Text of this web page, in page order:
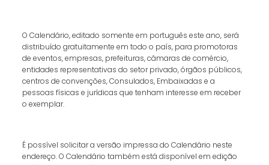
O Calendário, editado somente em português este ano, será
distribuído gratuitamente em todo o país, para promotoras
de eventos, empresas, prefeituras, câmaras de comércio,
entidades representativas do setor privado, órgãos públicos,
centros de convenções, Consulados, Embaixadas e a
pessoas físicas e jurídicas que tenham interesse em receber
o exemplar.
É possível solicitar a versão impressa do Calendário neste
endereço. O Calendário também está disponível em edição